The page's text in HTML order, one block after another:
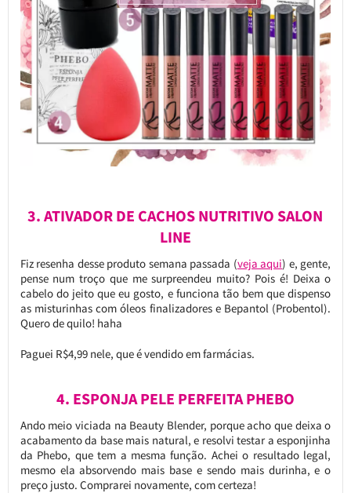
3. ATIVADOR DE CACHOS NUTRITIVO SALON
LINE
Fiz resenha desse produto semana passada (veja aqui) e, gente,
pense num troço que me surpreendeu muito? Pois é! Deixa o
cabelo do jeito que eu gosto, e funciona tão bem que dispenso
as misturinhas com óleos finalizadores e Bepantol (Probentol).
Quero de quilo! haha
Paguei R$4,99 nele, que é vendido em farmácias.
4. ESPONJA PELE PERFEITA PHEBO
Ando meio viciada na Beauty Blender, porque acho que deixa o
acabamento da base mais natural, e resolvi testar a esponjinha
da Phebo, que tem a mesma função. Achei o resultado legal,
mesmo ela absorvendo mais base e sendo mais durinha, e o
preço justo. Comprarei novamente, com certeza!